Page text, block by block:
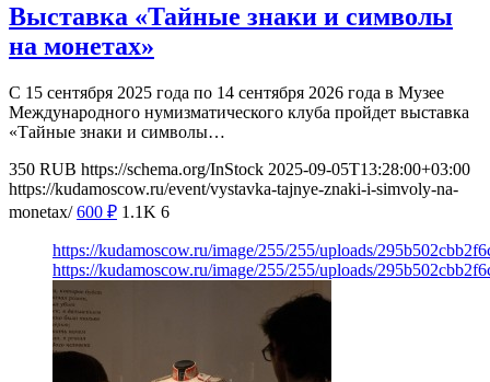
Выставка «Тайные знаки и символы
на монетах»
С 15 сентября 2025 года по 14 сентября 2026 года в Музее
Международного нумизматического клуба пройдет выставка
«Тайные знаки и символы…
350 RUB https://schema.org/InStock 2025-09-05T13:28:00+03:00
https://kudamoscow.ru/event/vystavka-tajnye-znaki-i-simvoly-na-
monetax/ 600 ₽ 1.1K 6
https://kudamoscow.ru/image/255/255/uploads/
https://kudamoscow.ru/image/255/255/uploads/